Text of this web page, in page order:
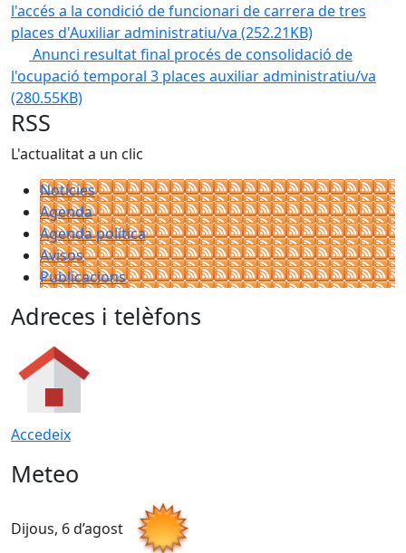
l'accés a la condició de funcionari de carrera de tres
places d'Auxiliar administratiu/va (252.21KB)
Anunci resultat final procés de consolidació de
l'ocupació temporal 3 places auxiliar administratiu/va
(280.55KB)
RSS
L'actualitat a un clic
Notícies
Agenda
Agenda política
Avisos
Publicacions
Adreces i telèfons
Accedeix
Meteo
Dijous, 6 d’agost